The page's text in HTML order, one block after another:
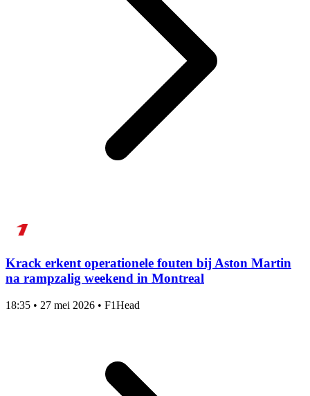
Krack erkent operationele fouten bij Aston Martin
na rampzalig weekend in Montreal
18:35 • 27 mei 2026 • F1Head